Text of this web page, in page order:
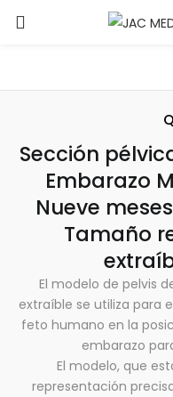
ENTRAR
Introduce tu nombre de
Recuérdame
Sección
Embarazo
Nueve
Tamaño
Q
El modelo de pelvis
extraíble se utiliza para
feto humano en la
embarazo
El modelo, que
representación